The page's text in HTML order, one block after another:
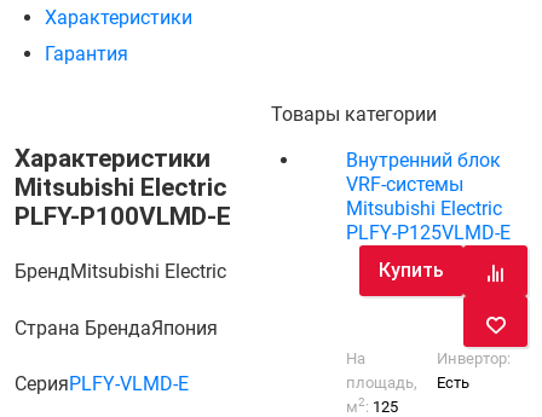
Характеристики
Гарантия
Характеристики
Mitsubishi Electric
PLFY-P100VLMD-E
БрендMitsubishi Electric
Страна БрендаЯпония
СерияPLFY-VLMD-E
Товары категории
Внутренний блок
VRF-системы
Mitsubishi Electric
PLFY-P125VLMD-E
Купить
На
площадь,
м2: 125
Инвертор:
Есть